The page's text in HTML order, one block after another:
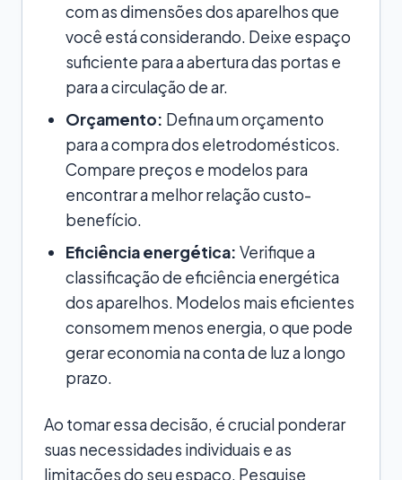
com as dimensões dos aparelhos que
você está considerando. Deixe espaço
suficiente para a abertura das portas e
para a circulação de ar.
Orçamento: Defina um orçamento
para a compra dos eletrodomésticos.
Compare preços e modelos para
encontrar a melhor relação custo-
benefício.
Eficiência energética: Verifique a
classificação de eficiência energética
dos aparelhos. Modelos mais eficientes
consomem menos energia, o que pode
gerar economia na conta de luz a longo
prazo.
Ao tomar essa decisão, é crucial ponderar
suas necessidades individuais e as
limitações do seu espaço. Pesquise